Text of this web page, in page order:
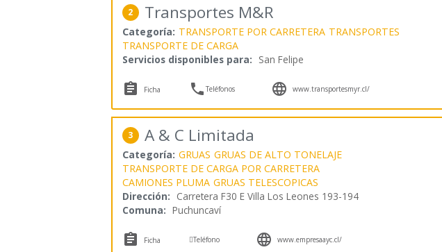
2 Transportes M&R
Categoría: TRANSPORTE POR CARRETERA TRANSPORTES
TRANSPORTE DE CARGA
Servicios disponibles para: San Felipe
 Ficha Teléfonos  www.transportesmyr.cl/
3 A & C Limitada
Categoría: GRUAS GRUAS DE ALTO TONELAJE
TRANSPORTE DE CARGA POR CARRETERA
CAMIONES PLUMA GRUAS TELESCOPICAS
Dirección: Carretera F30 E Villa Los Leones 193-194
Comuna: Puchuncaví
 Ficha Teléfono  www.empresaayc.cl/